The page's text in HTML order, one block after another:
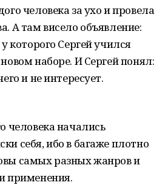
человека за ухо и провела
А там висело объявление:
которого Сергей учился
наборе. И Сергей понял:
и не интересует.
человека начались
себя, ибо в багаже плотно
самых разных жанров и
применения.